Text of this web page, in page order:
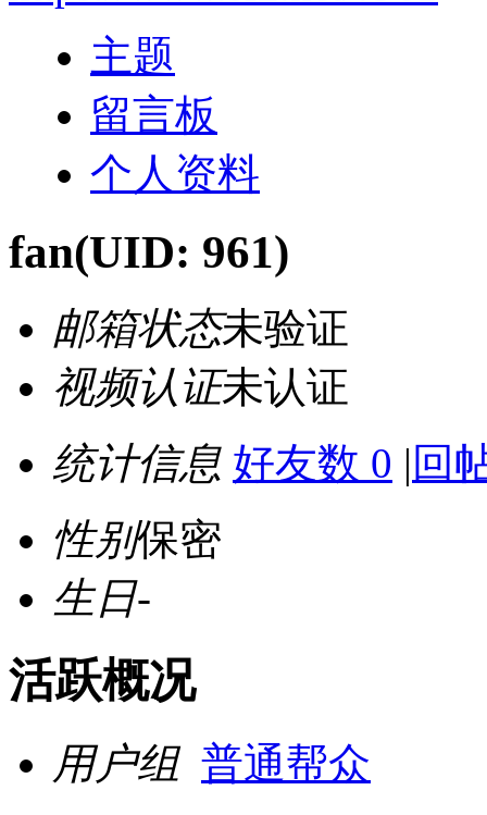
主题
留言板
个人资料
fan(UID: 961)
邮箱状态未验证
视频认证未认证
统计信息 好友数 0 | 回
性别保密
生日-
活跃概况
用户组 普通帮众